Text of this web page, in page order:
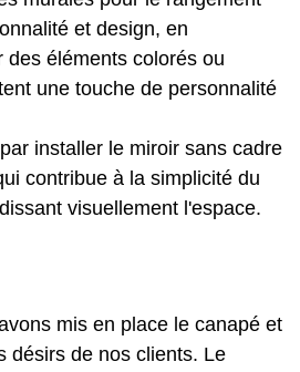
et design, en
des éléments colorés ou
une touche de personnalité
installer le miroir sans cadre
contribue à la simplicité du
visuellement l'espace.
mis en place le canapé et
désirs de nos clients. Le